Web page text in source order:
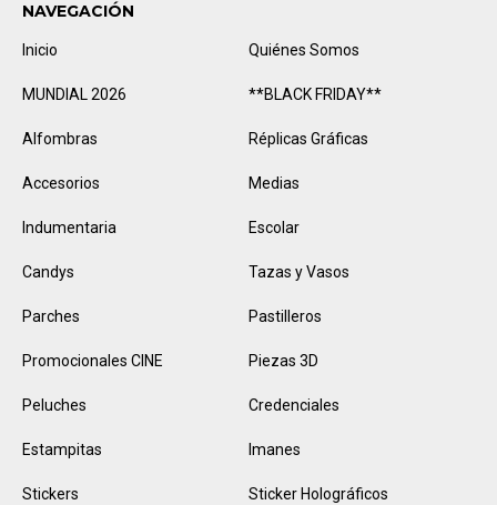
NAVEGACIÓN
Inicio Quiénes Somos
MUNDIAL 2026 **BLACK FRIDAY**
Alfombras Réplicas Gráficas
Accesorios Medias
Indumentaria Escolar
Candys Tazas y Vasos
Parches Pastilleros
Promocionales CINE Piezas 3D
Peluches Credenciales
Estampitas Imanes
Stickers Sticker Holográficos